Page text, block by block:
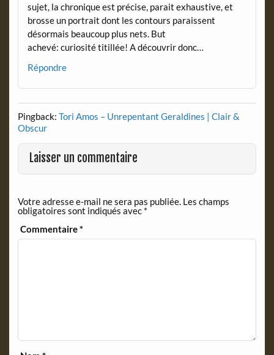
sujet, la chronique est précise, parait exhaustive, et
brosse un portrait dont les contours paraissent
désormais beaucoup plus nets. But
achevé: curiosité titillée! A découvrir donc…
Répondre
Pingback: Tori Amos – Unrepentant Geraldines | Clair &
Obscur
Laisser un commentaire
Votre adresse e-mail ne sera pas publiée. Les champs
obligatoires sont indiqués avec *
Commentaire*